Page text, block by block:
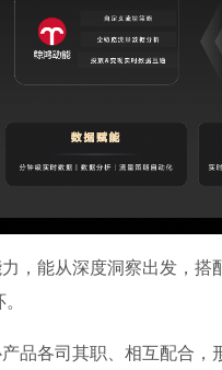
，能从深度洞察出发，
品各司其职、相互配合